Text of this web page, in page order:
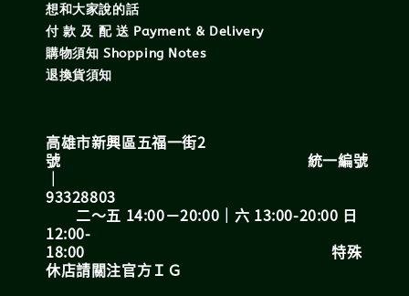
想和大家說的話
付 款 及 配 送 Payment & Delivery
購物須知 Shopping Notes
退換貨須知
高雄市新興區五福一街2
號 統一編號
｜
93328803
二～五 14:00－20:00｜六 13:00-20:00 日
12:00-
18:00 特殊
休店請關注官方ＩＧ